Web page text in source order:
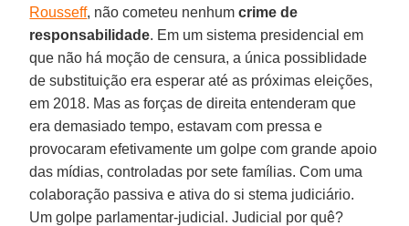
Rousseff, não cometeu nenhumcrime de
responsabilidade. Em um sistema presidencial em
que não há moção de censura, a única possiblidade
de substituição era esperar até as próximas eleições,
em 2018. Mas as forças de direita entenderam que
era demasiado tempo, estavam com pressa e
provocaram efetivamente um golpe com grande apoio
das mídias, controladas por sete famílias. Com uma
colaboração passiva e ativa do si stema judiciário.
Um golpe parlamentar-judicial. Judicial por quê?